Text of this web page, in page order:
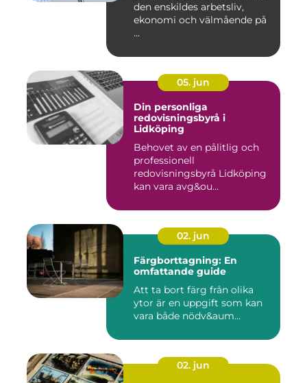
den enskildes arbetsliv,
ekonomi och välmående på
...
05. jun
Din personliga
redovisningsbyrå i
Lidköping
Behovet av en pålitlig och
professionell
redovisningsbyrå Lidköping
kan vara avg&ou...
02. jun
Färgborttagning: En
omfattande guide
Att ta bort färg från olika
ytor är en uppgift som kan
vara både nödv&aum...
02. jun